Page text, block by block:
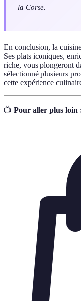
la Corse.
En conclusion, la
Ses plats iconiques,
riche, vous plongeront
sélectionné plusieurs
cette expérience
📺 Pour aller plus loin :